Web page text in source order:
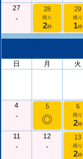
27
-
28
残り
2枠
29
残り
1枠
日
月 火
4
-
5
◎
6
残り
2枠
11
-
12
-
13
残り
2枠